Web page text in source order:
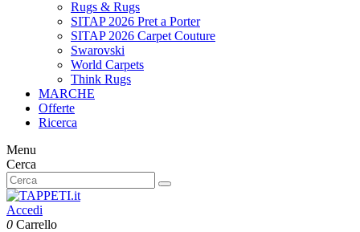
Rugs & Rugs
SITAP 2026 Pret a Porter
SITAP 2026 Carpet Couture
Swarovski
World Carpets
Think Rugs
MARCHE
Offerte
Ricerca
Menu
Cerca
Accedi
0 Carrello